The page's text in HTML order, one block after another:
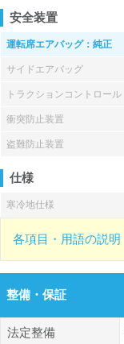
安全装置
運転席エアバッグ：純正
サイドエアバッグ
トラクションコントロール
衝突防止装置
盗難防止装置
仕様
寒冷地仕様
各項目・用語の説明
整備・保証
法定整備